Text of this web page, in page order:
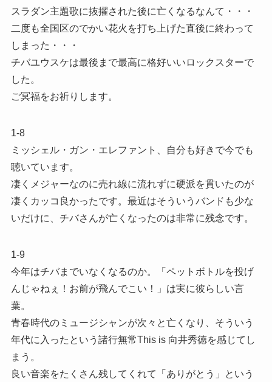
スラダン主題歌に抜擢された後に亡くなるなんて・・・
二度も全国区のでかい花火を打ち上げた直後に終わって
しまった・・・
チバユウスケは最後まで最高に格好いいロックスターで
した。
ご冥福をお祈りします。
1-8
ミッシェル・ガン・エレファント、自分も好きで今でも
聴いています。
凄くメジャーなのに売れ線に流れずに硬派を貫いたのが
凄くカッコ良かったです。最近はそういうバンドも少な
いだけに、チバさんが亡くなったのは非常に残念です。
1-9
今年はチバまでいなくなるのか。「ペットボトルを投げ
んじゃねぇ！お前が飛んでこい！」は実に彼らしい言
葉。
青春時代のミュージシャンが次々と亡くなり、そういう
年代に入ったという諸行無常This is 向井秀徳を感じてし
まう。
良い音楽をたくさん残してくれて「ありがとう」という